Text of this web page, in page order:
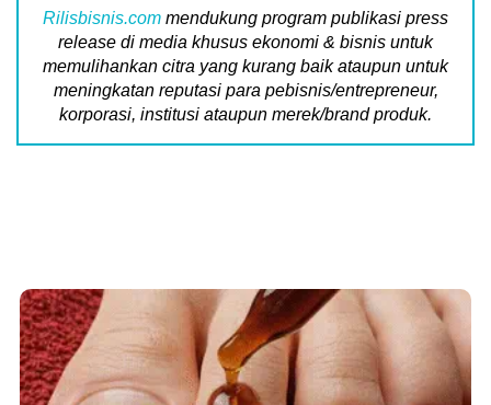
Rilisbisnis.com mendukung program publikasi press
release di media khusus ekonomi & bisnis untuk
memulihankan citra yang kurang baik ataupun untuk
meningkatan reputasi para pebisnis/entrepreneur,
korporasi, institusi ataupun merek/brand produk.